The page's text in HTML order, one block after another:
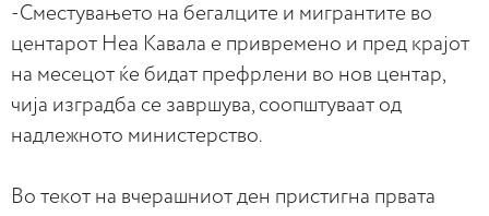
-Сместувањето на бегалците и мигрантите во
центарот Неа Кавала е привремено и пред крајот
на месецот ќе бидат префрлени во нов центар,
чија изградба се завршува, соопштуваат од
надлежното министерство.
Во текот на вчерашниот ден пристигна првата